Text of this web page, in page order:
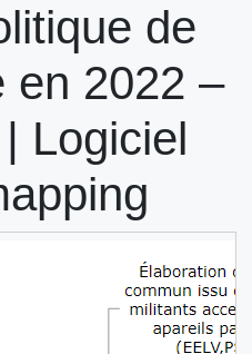
de
en 2022 –
Logiciel